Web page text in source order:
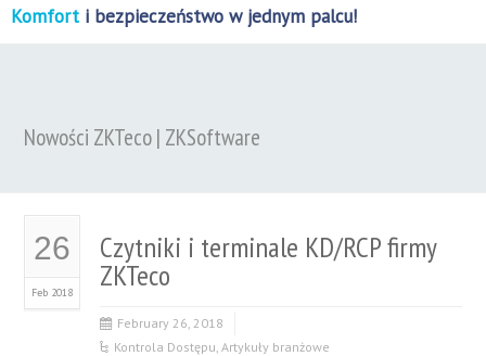
Komfort i bezpieczeństwo w jednym palcu!
Nowości ZKTeco | ZKSoftware
26
Feb 2018
Czytniki i terminale KD/RCP firmy
ZKTeco
February 26, 2018
Kontrola Dostępu,Artykuły branżowe